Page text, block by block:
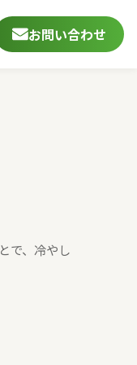
お問い合わせ
で、冷やし